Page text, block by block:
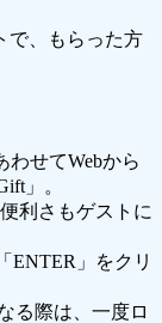
で、もらった方
わせてWebから
」。
利さもゲストに
ENTER」をクリ
る際は、一度ロ